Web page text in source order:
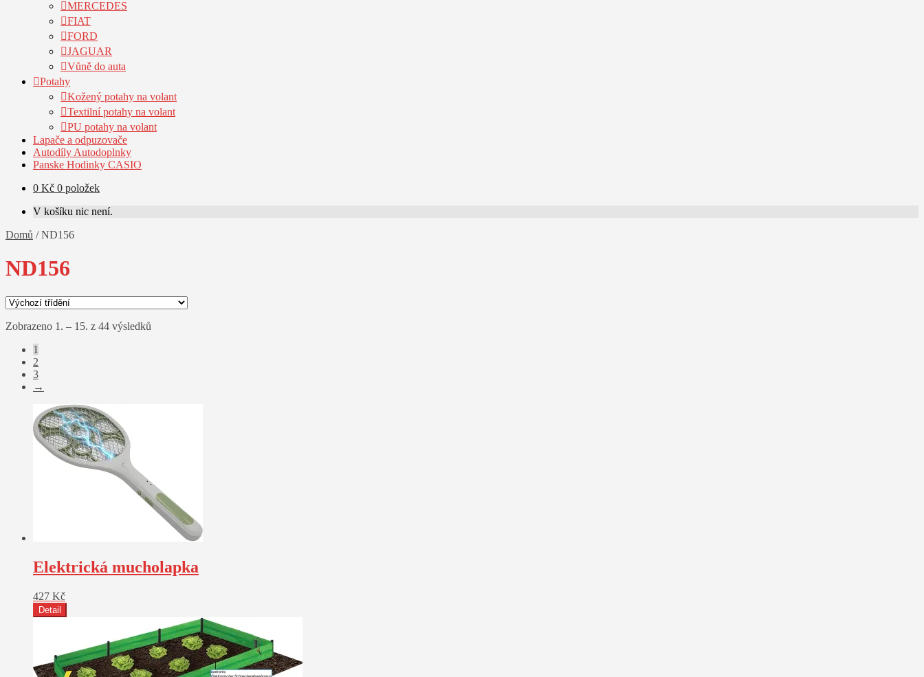
MERCEDES
FIAT
FORD
JAGUAR
Vůně do auta
Potahy
Kožený potahy na volant
Textilní potahy na volant
PU potahy na volant
Lapače a odpuzovače
Autodíly Autodoplnky
Panske Hodinky CASIO
0 Kč 0 položek
V košíku nic není.
Domů /ND156
ND156
Zobrazeno 1. – 15. z 44 výsledků
1
2
3
→
Elektrická mucholapka
427 Kč
Detail